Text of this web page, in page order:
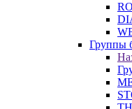
Группы